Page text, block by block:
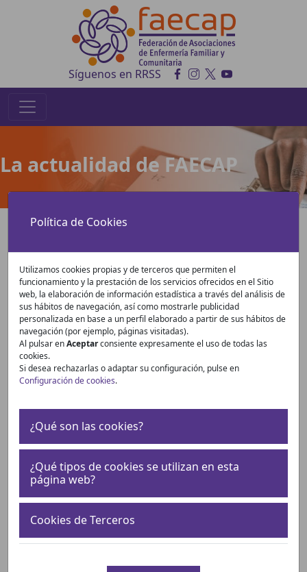
Síguenos en RRSS
La actualidad de FAECAP
Fecha de inicio
Fecha de fin
Política de Cookies
Utilizamos cookies propias y de terceros que permiten el
funcionamiento y la prestación de los servicios ofrecidos en el Sitio
web, la elaboración de información estadística a través del análisis de
sus hábitos de navegación, así como mostrarle publicidad
personalizada en base a un perfil elaborado a partir de sus hábitos de
navegación (por ejemplo, páginas visitadas).
Al pulsar enAceptarconsiente expresamente el uso de todas las
cookies.
Si desea rechazarlas o adaptar su configuración, pulse en
Configuración de cookies.
¿Qué son las cookies?
¿Qué tipos de cookies se utilizan en esta
página web?
Cookies de Terceros